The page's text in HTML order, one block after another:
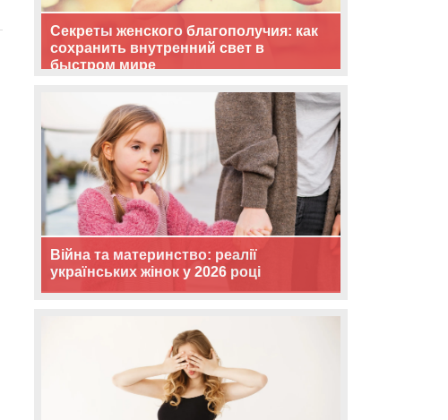
Секреты женского благополучия: как
сохранить внутренний свет в
быстром мире
Війна та материнство: реалії
українських жінок у 2026 році